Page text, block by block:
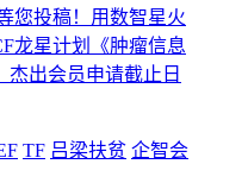
您投稿！用数智星火
龙星计划《肿瘤信息
杰出会员申请截止日
TF 吕梁扶贫 企智会